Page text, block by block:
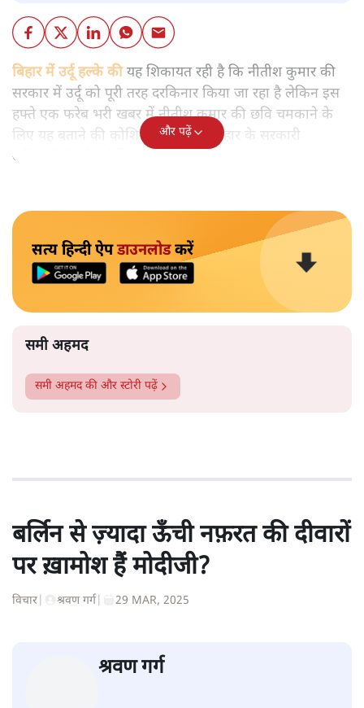
बिहार में उर्दू हल्के कीयह शिकायत रही है कि नीतीश कुमार की
सरकार में उर्दू को पूरी तरह दरकिनार किया जा रहा है लेकिन इस
हफ्ते एक फरेब भरी खबर में नीतीश कुमार की छवि चमकाने के
लिए यह बताने की कोशिश की गई कि बिहार के सरकारी
अधिकारियों को उर्दू सिखाई जाएगी।
और पढ़ें
सत्य हिन्दी ऐपडाउनलोडकरें
समी अहमद
समी अहमदकी और स्टोरी पढ़ें
बर्लिन से ज़्यादा ऊँची नफ़रत की दीवारों
पर ख़ामोश हैं मोदीजी?
विचार श्रवण गर्ग 29 MAR, 2025